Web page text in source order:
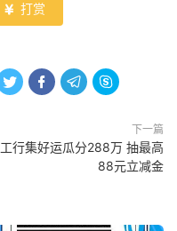
 打赏
   
下一篇
工行集好运瓜分288万 抽最高
88元立减金